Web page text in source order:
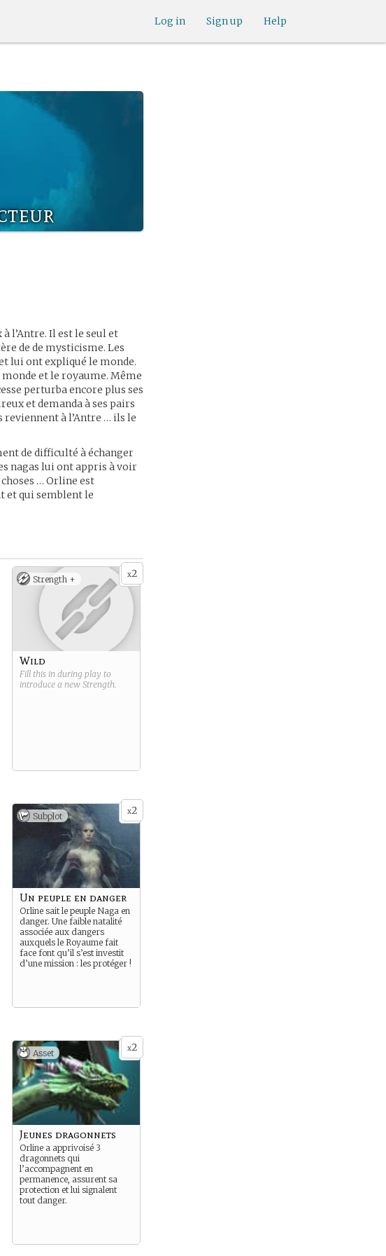
Help
Sign up
Log in
l’Antre. Il est le seul et
de de mysticisme. Les
lui ont expliqué le monde.
monde et le royaume. Même
perturba encore plus ses
et demanda à ses pairs
reviennent à l’Antre … ils le
de difficulté à échanger
nagas lui ont appris à voir
… Orline est
et qui semblent le
x2
Strength +
Wild
Fill this in during play to
introduce a new Strength.
x2
Subplot
Un peuple en danger
Orline sait le peuple Naga en
danger. Une faible natalité
associée aux dangers
auxquels le Royaume fait
face font qu’il s’est investit
d’une mission : les protéger !
x2
Asset
Jeunes dragonnets
Orline a apprivoisé 3
dragonnets qui
l’accompagnent en
permanence, assurent sa
protection et lui signalent
tout danger.